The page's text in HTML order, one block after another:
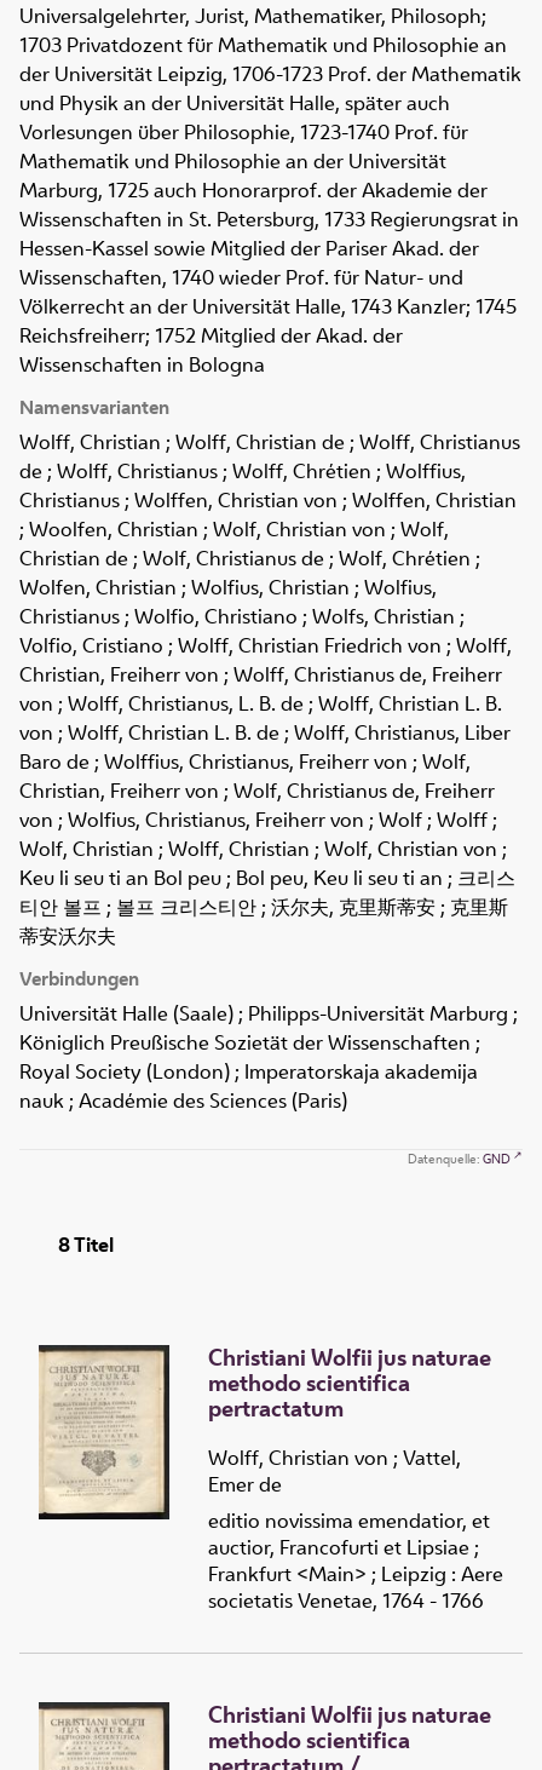
Universalgelehrter, Jurist, Mathematiker, Philosoph;
1703 Privatdozent für Mathematik und Philosophie an
der Universität Leipzig, 1706-1723 Prof. der Mathematik
und Physik an der Universität Halle, später auch
Vorlesungen über Philosophie, 1723-1740 Prof. für
Mathematik und Philosophie an der Universität
Marburg, 1725 auch Honorarprof. der Akademie der
Wissenschaften in St. Petersburg, 1733 Regierungsrat in
Hessen-Kassel sowie Mitglied der Pariser Akad. der
Wissenschaften, 1740 wieder Prof. für Natur- und
Völkerrecht an der Universität Halle, 1743 Kanzler; 1745
Reichsfreiherr; 1752 Mitglied der Akad. der
Wissenschaften in Bologna
Namensvarianten
Wolff, Christian ; Wolff, Christian de ; Wolff, Christianus
de ; Wolff, Christianus ; Wolff, Chrétien ; Wolffius,
Christianus ; Wolffen, Christian von ; Wolffen, Christian
; Woolfen, Christian ; Wolf, Christian von ; Wolf,
Christian de ; Wolf, Christianus de ; Wolf, Chrétien ;
Wolfen, Christian ; Wolfius, Christian ; Wolfius,
Christianus ; Wolfio, Christiano ; Wolfs, Christian ;
Volfio, Cristiano ; Wolff, Christian Friedrich von ; Wolff,
Christian, Freiherr von ; Wolff, Christianus de, Freiherr
von ; Wolff, Christianus, L. B. de ; Wolff, Christian L. B.
von ; Wolff, Christian L. B. de ; Wolff, Christianus, Liber
Baro de ; Wolffius, Christianus, Freiherr von ; Wolf,
Christian, Freiherr von ; Wolf, Christianus de, Freiherr
von ; Wolfius, Christianus, Freiherr von ; Wolf ; Wolff ;
Wolf, Christian ; Wolff, Christian ; Wolf, Christian von ;
Keu li seu ti an Bol peu ; Bol peu, Keu li seu ti an ; 크리스
티안 볼프 ; 볼프 크리스티안 ; 沃尔夫, 克里斯蒂安 ; 克里斯
蒂安沃尔夫
Verbindungen
Universität Halle (Saale) ; Philipps-Universität Marburg ;
Königlich Preußische Sozietät der Wissenschaften ;
Royal Society (London) ; Imperatorskaja akademija
nauk ; Académie des Sciences (Paris)
Datenquelle: GND
8Titel
Christiani Wolfii jus naturae
methodo scientifica
pertractatum
Wolff, Christian von ; Vattel,
Emer de
editio novissima emendatior, et
auctior, Francofurti et Lipsiae ;
Frankfurt <Main> ; Leipzig : Aere
societatis Venetae, 1764 - 1766
Christiani Wolfii jus naturae
methodo scientifica